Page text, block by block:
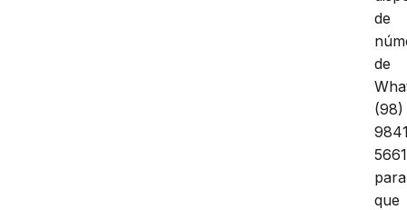
de
de
(98)
para
que